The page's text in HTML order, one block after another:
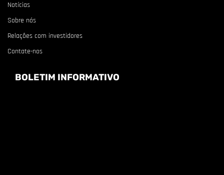
Notícias
Sobre nós
Relações com investidores
Contate-nos
BOLETIM INFORMATIVO